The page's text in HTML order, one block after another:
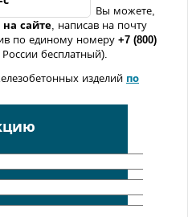
Вы можете,
на сайте, написав на почту
по единому номеру +7 (800)
бесплатный).
изделий по